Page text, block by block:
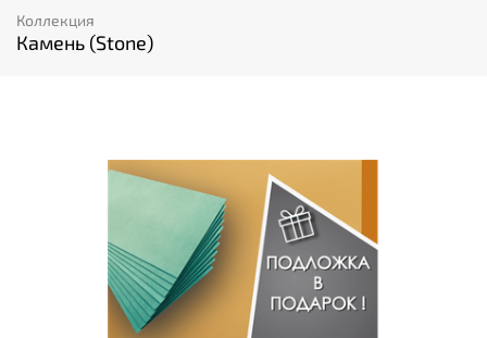
Коллекция
Камень (Stone)